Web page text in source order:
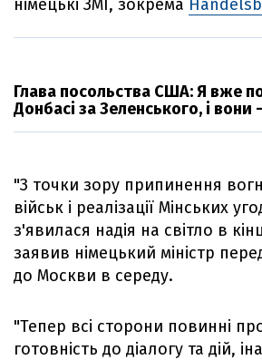
німецькі ЗМІ, зокрема
Глава посольства США: Я вже
Донбасі за Зеленського, і вони
"З точки зору припинення
військ і реалізації Мінських
з'явилася надія на світло в
заявив німецький міністр
до Москви в середу.
"Тепер всі сторони повинні
готовність до діалогу та дій,